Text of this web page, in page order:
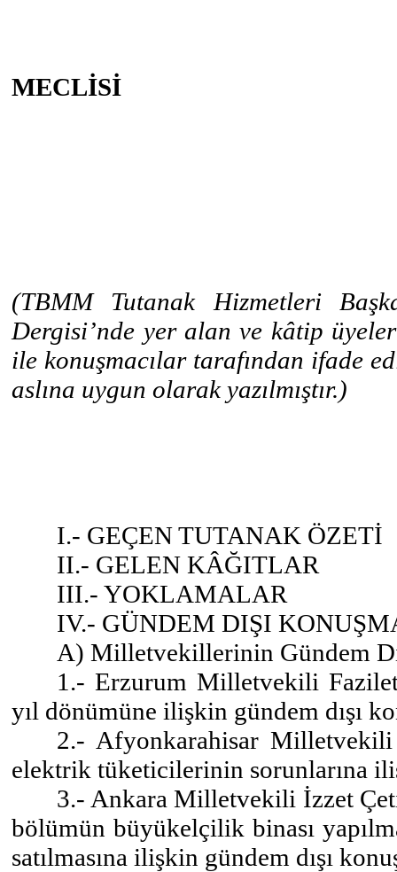
MECLİSİ
(TBMM Tutanak Hizmetleri
Dergisi’nde yer alan ve kâtip
ile konuşmacılar tarafından ifade
aslına uygun olarak yazılmıştır.)
I.- GEÇEN TUTANAK ÖZETİ
II.- GELEN KÂĞITLAR
III.- YOKLAMALAR
IV.- GÜNDEM DIŞI
A) Milletvekillerinin Gündem
1.- Erzurum Milletvekili Fazilet
yıl dönümüne ilişkin gündem dışı
2.- Afyonkarahisar Milletvekili
elektrik tüketicilerinin sorunlarına
3.- Ankara Milletvekili İzzet
bölümün büyükelçilik binası
satılmasına ilişkin gündem dışı